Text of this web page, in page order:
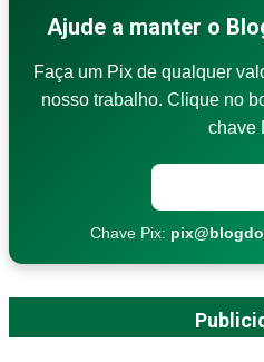
Ajude a manter o
Faça um Pix de qualquer
nosso trabalho. Clique no
chave
Chave Pix: